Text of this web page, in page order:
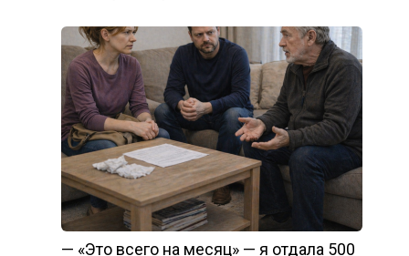
— «Это всего на месяц» — я отдала 500